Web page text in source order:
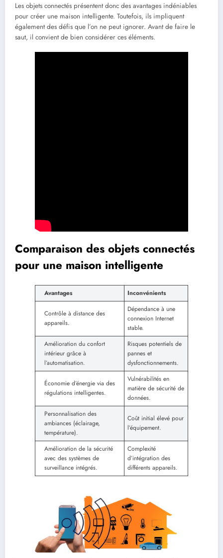
Les objets connectés présentent donc des avantages indéniables
pour créer une maison intelligente. Toutefois, ils impliquent
également des défis que l’on ne peut ignorer. Avant de faire le
saut, il convient de bien considérer ces éléments.
Comparaison des objets connectés
pour une maison intelligente
Avantages Inconvénients
Contrôle à distance des
appareils.
Dépendance à une
connexion Internet
stable.
Amélioration du confort
intérieur grâce à
l’automatisation.
Risques potentiels de
pannes et
dysfonctionnements.
Économie d’énergie via des
régulations intelligentes.
Vulnérabilités en
matière de sécurité de
données.
Personnalisation des
ambiances (éclairage,
température).
Coût initial élevé pour
l’équipement.
Amélioration de la sécurité
avec des systèmes de
surveillance intégrés.
Complexité
d’intégration des
différents appareils.